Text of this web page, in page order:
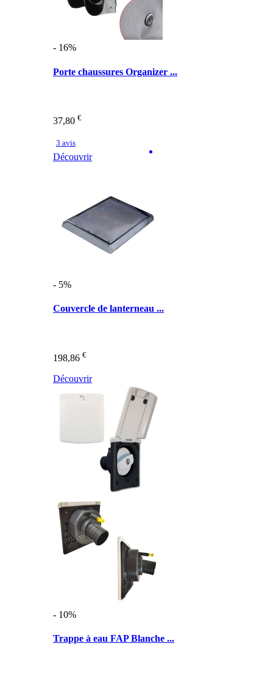
- 16%
Porte chaussures Organizer ...
37,80 €
3 avis
Découvrir
- 5%
Couvercle de lanterneau ...
198,86 €
Découvrir
- 10%
Trappe à eau FAP Blanche ...